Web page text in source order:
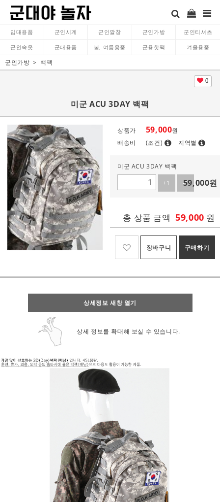
입대용품 군인시계 군인깔창 군인가방 군인티셔츠
군인속옷 군대용품 봄, 여름용품 군용핫팩 겨울용품
군인가방 백팩
0
미군 ACU 3DAY 백팩
상품가 59,000원
배송비
(조건) 지역별
미군 ACU 3DAY 백팩
+1
-1
59,000원
총 상품 금액 59,000 원
장바구니 구매하기
상세정보 새창 열기
상세 정보를 확대해 보실 수 있습니다.